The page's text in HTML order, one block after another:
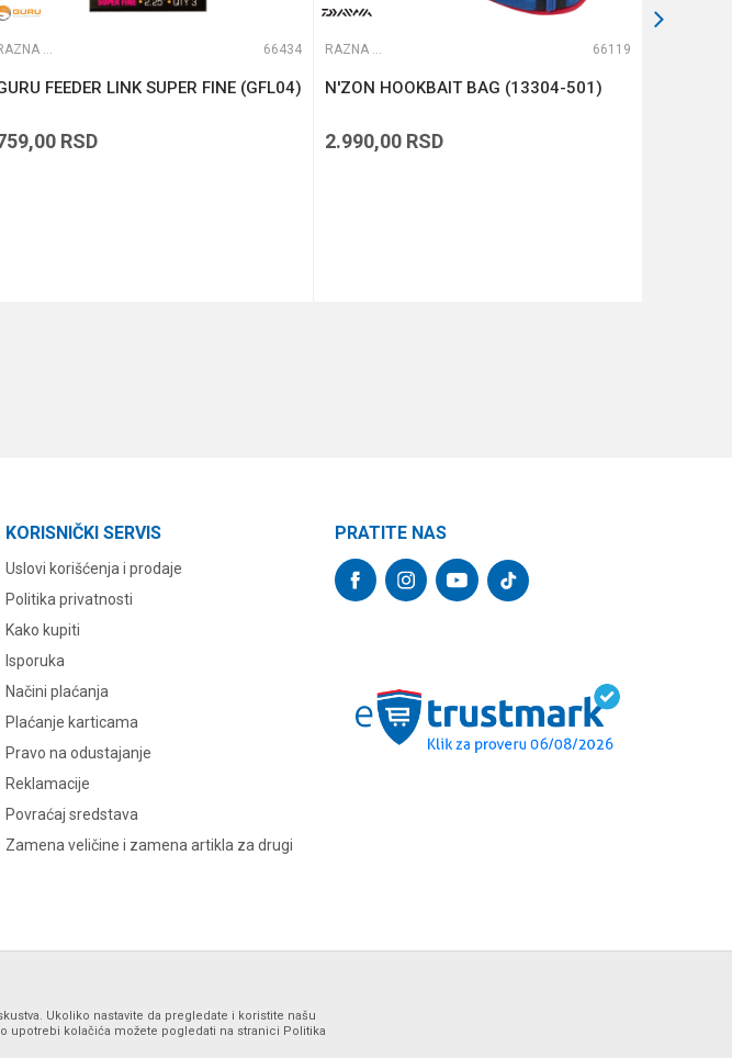
RAZNA OPREMA ZA FEEDER 66434
FEEDER LINK SUPER FINE (GFL04)
RSD
RAZNA OPREMA ZA FEEDER 66119
N'ZON HOOKBAIT BAG (13304-501)
2.990,00 RSD
KORISNIČKI SERVIS
Uslovi korišćenja i prodaje
Politika privatnosti
Kako kupiti
Isporuka
Načini plaćanja
Plaćanje karticama
Pravo na odustajanje
Reklamacije
Povraćaj sredstava
Zamena veličine i zamena artikla za drugi
PRATITE NAS
Ukoliko nastavite da pregledate i koristite našu
upotrebi kolačića možete pogledati na stranici Politika